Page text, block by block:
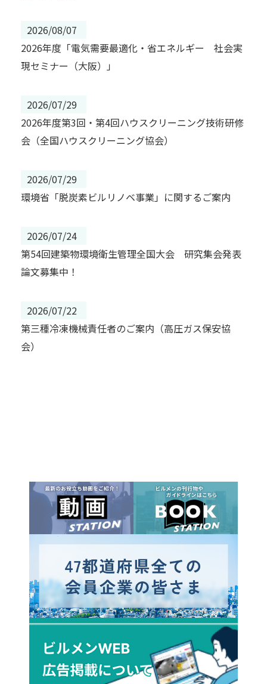
2026/08/07
2026年度「電気需要最適化・省エネルギー 社会実
現セミナー（大阪）」
2026/07/29
2026年度第3回・第4回ハウスクリーニング技術研修
会（全国ハウスクリーニング協会）
2026/07/29
環境省「脱炭素ビルリノベ事業」に関するご案内
2026/07/24
第54回建築物環境衛生管理全国大会 研究集会発表
論文募集中！
2026/07/22
第三種冷凍機械責任者のご案内（高圧ガス保安協
会）